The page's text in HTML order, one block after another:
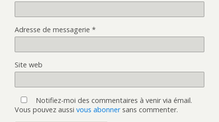
Adresse de messagerie *
Site web
Notifiez-moi des commentaires à venir via émail.
Vous pouvez aussi vous abonnersans commenter.